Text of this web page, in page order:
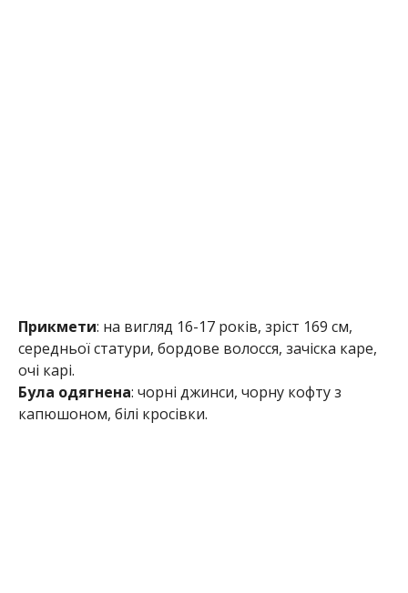
Прикмети: на вигляд 16-17 років, зріст 169 см,
середньої статури, бордове волосся, зачіска каре,
очі карі.
Була одягнена: чорні джинси, чорну кофту з
капюшоном, білі кросівки.